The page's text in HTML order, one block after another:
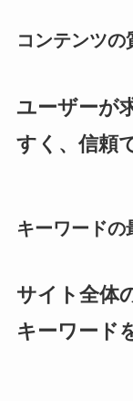
コンテンツの
ユーザーが
すく、信頼
キーワードの
サイト全体
キーワード